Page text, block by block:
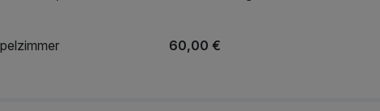
60,00 €